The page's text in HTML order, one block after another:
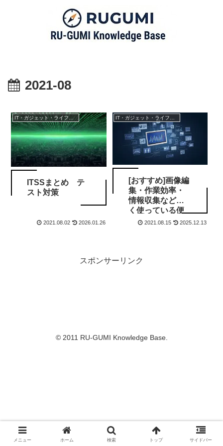
2021-08
IT・ガジェット・ライフスタイル
ITSSまとめ テ
スト対策
2021.08.02 2026.01.26
IT・ガジェット・ライフスタイル
[おすすめ]画像編
集・作業効率・
情報収集などよ
く使っている便
利サイトまとめ
2021.08.15 2025.12.13
スポンサーリンク
© 2011 RU-GUMI Knowledge Base.
メニュー ホーム 検索 トップ サイドバー